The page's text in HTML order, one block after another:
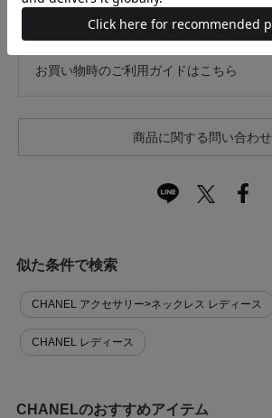
キャンセル・返品について
お買い物時のご利用ガイドはこちら
商品に関する問い合わせ
似た条件で検索
CHANEL アクセサリー>ネックレス レディース
CHANEL レディース
CHANELのおすすめアイテム